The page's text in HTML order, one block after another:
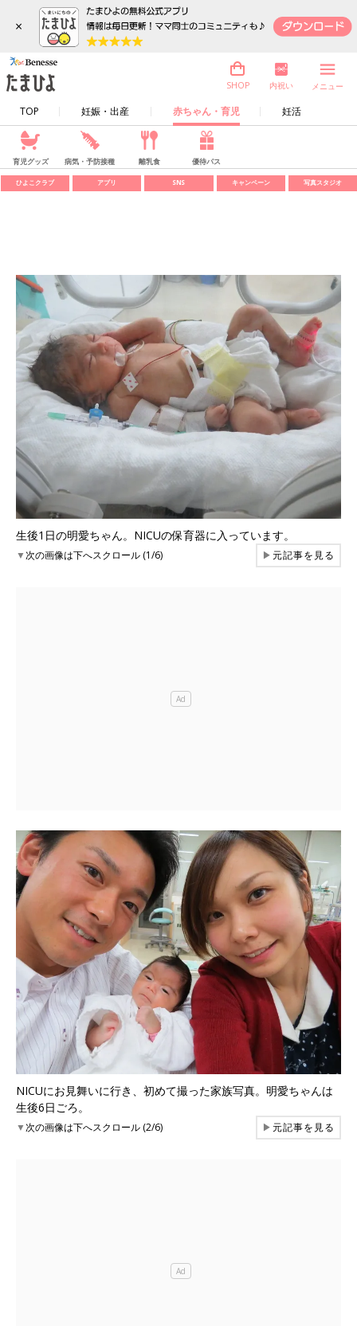
×
TOP 妊娠・出産 赤ちゃん・育児 妊活
SHOP 内祝い メニュー
育児グッズ 病気・予防接種 離乳食 優待パス
ひよこクラブ アプリ SNS キャンペーン 写真スタジオ
生後1日の明愛ちゃん。NICUの保育器に入っています。
▼次の画像は下へスクロール (1/6) ▶元記事を見る
NICUにお見舞いに行き、初めて撮った家族写真。明愛ちゃんは
生後6日ごろ。
▼次の画像は下へスクロール (2/6) ▶元記事を見る